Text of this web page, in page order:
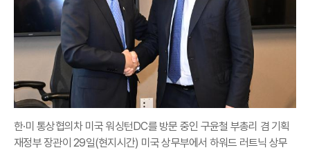
한·미 통상협의차 미국 워싱턴DC를 방문 중인 구윤철 부총리 겸 기획
재정부 장관이 29일(현지시간) 미국 상무부에서 하워드 러트닉 상무